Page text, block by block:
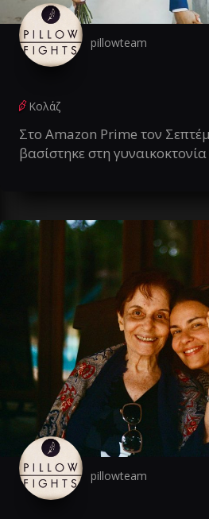
pillowteam
Κολάζ
Στο Amazon Prime τον
βασίστηκε στη
pillowteam